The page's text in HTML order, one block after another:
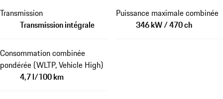
Transmission
Transmission intégrale
Puissance maximale combinée
346 kW / 470 ch
Consommation combinée
pondérée (WLTP, Vehicle High)
4,7 l/100 km